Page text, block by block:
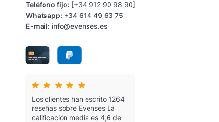
Teléfono fijo: [+34 912 90 98 90]
Whatsapp: +34 614 49 63 75
E-mail: info@evenses.es
Los clientes han escrito 1264
reseñas sobre Evenses La
calificación media es 4,6 de